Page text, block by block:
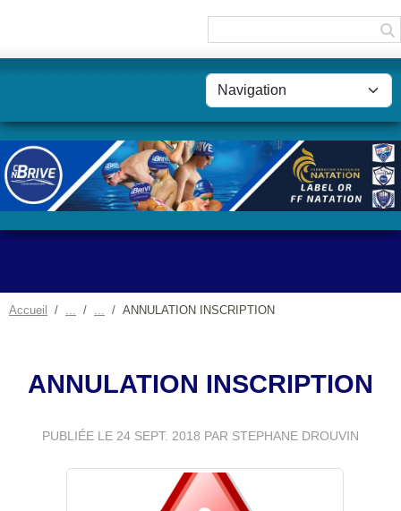
Accueil ANNULATION INSCRIPTION
ANNULATION INSCRIPTION
PUBLIÉE LE 24 SEPT. 2018 PAR STEPHANE DROUVIN